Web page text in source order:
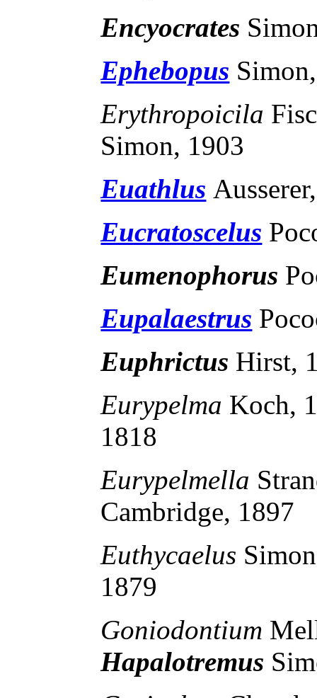
Encyocrates
Ephebopus
Erythropoicila
Simon, 1903
Euathlus
Eucratoscelus
Eumenophorus
Eupalaestrus
Euphrictus Hirst,
Eurypelma Koch,
1818
Eurypelmella
Cambridge, 1897
Euthycaelus
1879
Goniodontium
Hapalotremus